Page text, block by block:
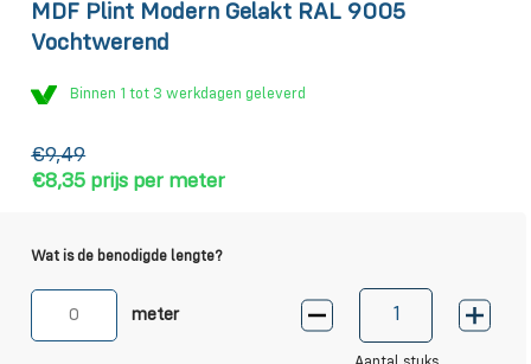
MDF Plint Modern Gelakt RAL 9005
Vochtwerend
Binnen 1 tot 3 werkdagen geleverd
€9,49
€8,35 prijs per meter
Wat is de benodigde lengte?
meter